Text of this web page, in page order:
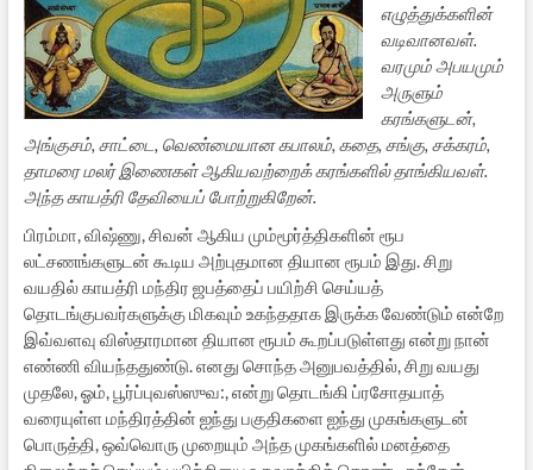
எழுத்துக்களின்
வடிவானவள்.
வரமும் அபயமும்
அருளும்
கரங்களுடன்,
அங்குசம், சாட்டை, வெண்மையான கபாலம், கதை, சங்கு, சக்கரம்,
தாமரை மலர் இணைகள் ஆகியவற்றைக் கரங்களில் தாங்கியவள்.
அந்த காயத்ரி தேவியைப் போற்றுகிறேன்.
பிரம்மா, விஷ்ணு, சிவன் ஆகிய மும்மூர்த்திகளின் ரூப
லட்சணங்களுடன் கூடிய அற்புதமான தியான ரூபம் இது. சிறு
வயதில் காயத்ரி மந்திர ஜபத்தைப் பயிற்சி செய்யத்
தொடங்குபவர்களுக்கு மிகவும் உகந்ததாக இருக்க வேண்டும் என்றே
இவ்வளவு விஸ்தாரமான தியான ரூபம் கூறப்படுள்ளது என்று நான்
எண்ணி வியந்ததுண்டு. எனது சொந்த அனுபவத்தில், சிறு வயது
முதலே, ஓம், பூர்ப்புவஸ்ஸுவ:, என்று தொடங்கி ப்ரசோதயாத்
வரையுள்ள மந்திரத்தின் ஐந்து பகுதிகளை ஐந்து முகங்களுடன்
பொருத்தி, ஒவ்வொரு முறையும் அந்த முகங்களில் மனத்தை